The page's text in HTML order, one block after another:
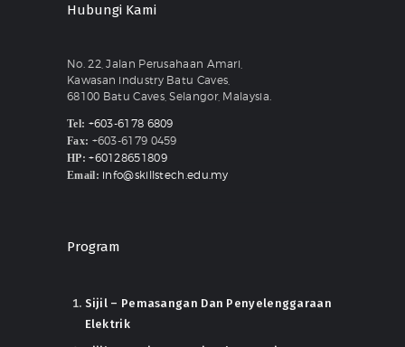
Hubungi Kami
No. 22, Jalan Perusahaan Amari,
Kawasan industry Batu Caves,
68100 Batu Caves, Selangor, Malaysia.
Tel: +603-6178 6809
Fax: +603-6179 0459
HP: +60128651809
Email: info@skillstech.edu.my
Program
Sijil – Pemasangan Dan Penyelenggaraan
Elektrik